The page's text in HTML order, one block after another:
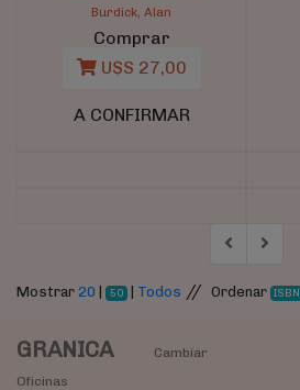
Burdick, Alan
Comprar
U$S 27,00
A CONFIRMAR
Mostrar 20 50 | Todos // Ordenar ISBN
GRANICA
Cambiar
Oficinas